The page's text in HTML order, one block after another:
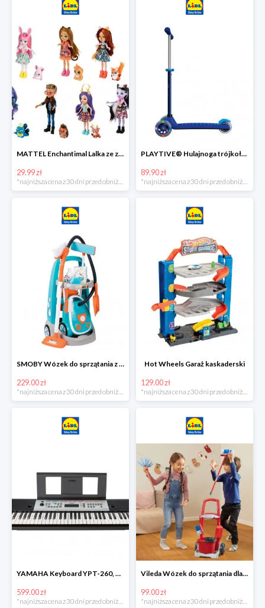
MATTEL Enchantimal Lalka ze zwierzątkiem
29.99 zł
*najniższa cena z 30 dni przed obniżką
PLAYTIVE® Hulajnoga trójkołowa Tri Scooter z diodami LED
89.90 zł
*najniższa cena z 30 dni przed obniżką
SMOBY Wózek do sprzątania z odkurzaczem
229.00 zł
Hot Wheels Garaż kaskaderski
129.00 zł
YAMAHA Keyboard YPT-260, 61 klawiszy
599.00 zł
*najniższa cena z 30 dni przed obniżką
Vileda Wózek do sprzątania dla dzieci
99.00 zł
*najniższa cena z 30 dni przed obniżką